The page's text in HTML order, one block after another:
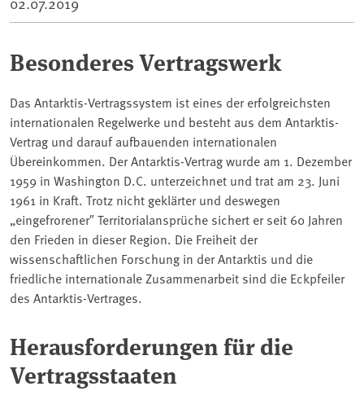
Besonderes Vertragswerk
Das Antarktis-Vertragssystem ist eines der erfolgreichsten
internationalen Regelwerke und besteht aus dem Antarktis-
Vertrag und darauf aufbauenden internationalen
Übereinkommen. Der Antarktis-Vertrag wurde am 1. Dezember
1959 in Washington D.C. unterzeichnet und trat am 23. Juni
1961 in Kraft. Trotz nicht geklärter und deswegen
„eingefrorener″ Territorialansprüche sichert er seit 60 Jahren
den Frieden in dieser Region. Die Freiheit der
wissenschaftlichen Forschung in der Antarktis und die
friedliche internationale Zusammenarbeit sind die Eckpfeiler
des Antarktis-Vertrages.
Herausforderungen für die
Vertragsstaaten